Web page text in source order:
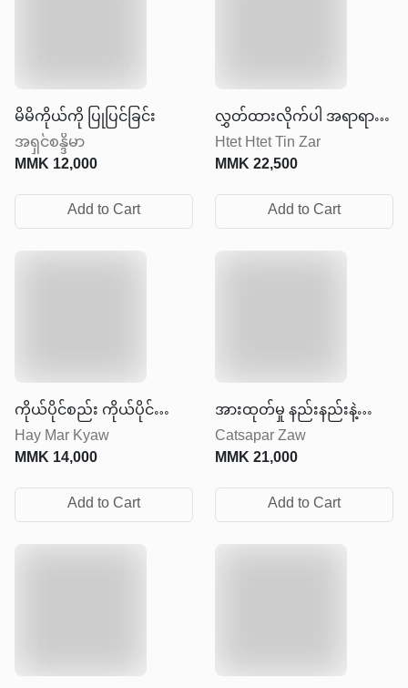
မိမိကိုယ်ကို ပြုပြင်ခြင်း
အရှင်စန္ဒိမာ
MMK12,000
Add to Cart
လွှတ်ထားလိုက်ပါ အရာရာကို
ထိန်းချုပ်ဖို့ မကြိုးစားနဲ့
Htet Htet Tin Zar
MMK22,500
Add to Cart
ကိုယ်ပိုင်စည်း ကိုယ်ပိုင်
လွတ်လပ်မှု
Hay Mar Kyaw
MMK14,000
Add to Cart
အားထုတ်မှု နည်းနည်းနဲ့
ရလဒ်များများရအောင်လုပ်ပါ
Catsapar Zaw
MMK21,000
Add to Cart